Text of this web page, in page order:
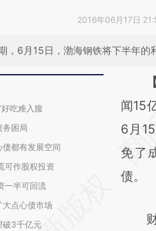
2016年06月17日
，6月15日，渤海钢铁将下半年的
好吃难入腹
务困局
都有发展空间
可作股权投资
一半可回流
点心债市场
破3千亿元
请务
成，
对和
闻15
6月
免了
债。
财